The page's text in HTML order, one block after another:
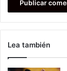
Lea también